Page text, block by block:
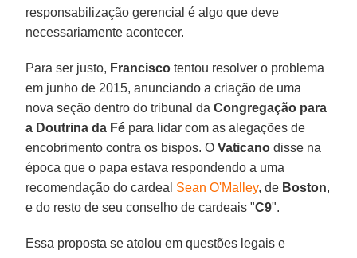
responsabilização gerencial é algo que deve
necessariamente acontecer.
Para ser justo, Francisco tentou resolver o problema
em junho de 2015, anunciando a criação de uma
nova seção dentro do tribunal daCongregação para
a Doutrina da Fé para lidar com as alegações de
encobrimento contra os bispos. OVaticano disse na
época que o papa estava respondendo a uma
recomendação do cardeal Sean O'Malley, de Boston,
e do resto de seu conselho de cardeais "C9".
Essa proposta se atolou em questões legais e